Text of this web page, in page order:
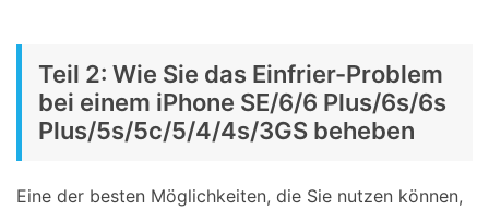
Teil 2: Wie Sie das Einfrier-Problem
bei einem iPhone SE/6/6 Plus/6s/6s
Plus/5s/5c/5/4/4s/3GS beheben
Eine der besten Möglichkeiten, die Sie nutzen können,